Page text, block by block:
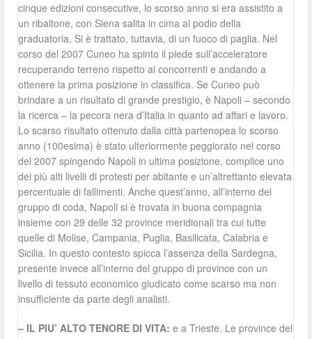
cinque edizioni consecutive, lo scorso anno si era assistito a
un ribaltone, con Siena salita in cima al podio della
graduatoria. Si è trattato, tuttavia, di un fuoco di paglia. Nel
corso del 2007 Cuneo ha spinto il piede sull’acceleratore
recuperando terreno rispetto ai concorrenti e andando a
ottenere la prima posizione in classifica. Se Cuneo può
brindare a un risultato di grande prestigio, è Napoli – secondo
la ricerca – la pecora nera d’Italia in quanto ad affari e lavoro.
Lo scarso risultato ottenuto dalla città partenopea lo scorso
anno (100esima) è stato ulteriormente peggiorato nel corso
del 2007 spingendo Napoli in ultima posizione, complice uno
dei più alti livelli di protesti per abitante e un’altrettanto elevata
percentuale di fallimenti. Anche quest’anno, all’interno del
gruppo di coda, Napoli si è trovata in buona compagnia
insieme con 29 delle 32 province meridionali tra cui tutte
quelle di Molise, Campania, Puglia, Basilicata, Calabria e
Sicilia. In questo contesto spicca l’assenza della Sardegna,
presente invece all’interno del gruppo di province con un
livello di tessuto economico giudicato come scarso ma non
insufficiente da parte degli analisti.
– IL PIU’ ALTO TENORE DI VITA: e a Trieste. Le province del